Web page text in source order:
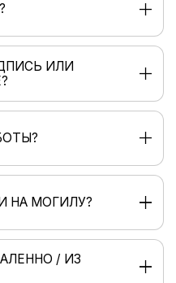
ИЛИ
НА МОГИЛУ?
/ ИЗ